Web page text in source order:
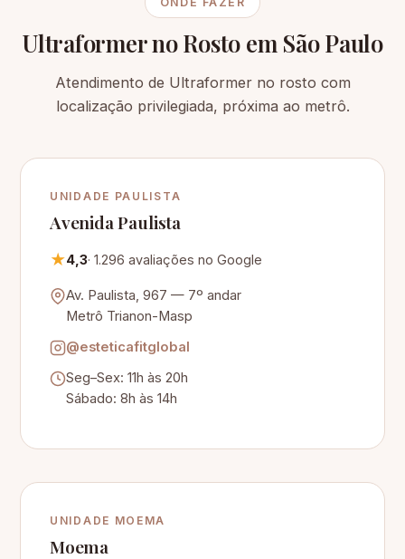
Ultraformer no Rosto em São Paulo
Atendimento de Ultraformer no rosto com
localização privilegiada, próxima ao metrô.
UNIDADE PAULISTA
Avenida Paulista
★4,3· 1.296 avaliações no Google
Av. Paulista, 967 — 7º andar
Metrô Trianon-Masp
@esteticafitglobal
Seg–Sex: 11h às 20h
Sábado: 8h às 14h
UNIDADE MOEMA
Moema